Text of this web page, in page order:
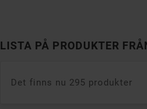
LISTA PÅ PRODUKTER
Det finns nu 295 produkter